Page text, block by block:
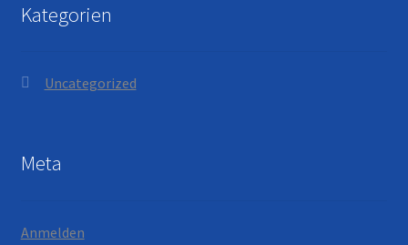
Kategorien
Uncategorized
Meta
Anmelden